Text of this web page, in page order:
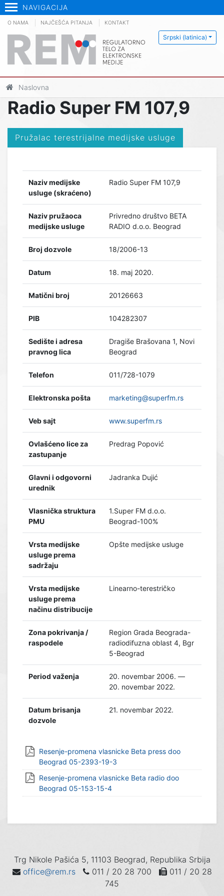
NAVIGACIJA
Srpski (latinica)
O NAMA NAJČEŠĆA PITANJA KONTAKT
Naslovna
Radio Super FM 107,9
Pružalac terestrijalne medijske usluge
Naziv medijske
usluge (skraćeno)
Radio Super FM 107,9
Naziv pružaoca
medijske usluge
Privredno društvo BETA
RADIO d.o.o. Beograd
Broj dozvole 18/2006-13
Datum 18. maj 2020.
Matični broj 20126663
PIB 104282307
Sedište i adresa
pravnog lica
Dragiše Brašovana 1, Novi
Beograd
Telefon 011/728-1079
Elektronska pošta marketing@superfm.rs
Veb sajt www.superfm.rs
Ovlašćeno lice za
zastupanje
Predrag Popović
Glavni i odgovorni
urednik
Jadranka Dujić
Vlasnička struktura
PMU
1.Super FM d.o.o.
Beograd-100%
Vrsta medijske
usluge prema
sadržaju
Opšte medijske usluge
Vrsta medijske
usluge prema
načinu distribucije
Linearno-terestričko
Zona pokrivanja /
raspodele
Region Grada Beograda-
radiodifuzna oblast 4, Bgr
5-Beograd
Period važenja
20. novembar 2006. —
20. novembar 2022.
Datum brisanja
dozvole
21. novembar 2022.
Resenje-promena vlasnicke Beta press doo
Beograd 05-2393-19-3
Resenje-promena vlasnicke Beta radio doo
Beograd 05-153-15-4
Trg Nikole Pašića 5, 11103 Beograd, Republika Srbija
office@rem.rs
011 / 20 28 700
011 / 20 28
745